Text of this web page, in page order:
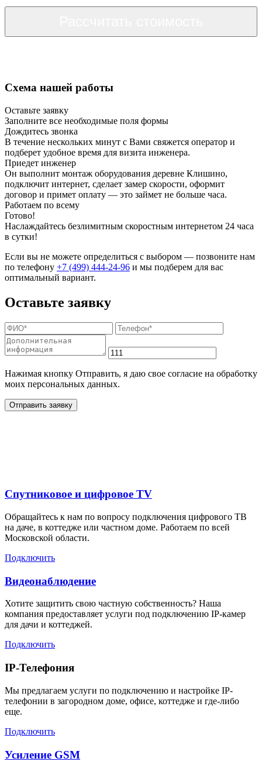
Схема нашей работы
Оставьте заявку
Заполните все необходимые поля формы
Дождитесь звонка
В течение нескольких минут с Вами свяжется оператор и
подберет удобное время для визита инженера.
Приедет инженер
Он выполнит монтаж оборудования деревне Клишино,
подключит интернет, сделает замер скорости, оформит
договор и примет оплату — это займет не больше часа.
Работаем по всему
Готово!
Наслаждайтесь безлимитным скоростным интернетом 24 часа
в сутки!
Если вы не можете определиться с выбором — позвоните нам
по телефону +7 (499) 444-24-96 и мы подберем для вас
оптимальный вариант.
Оставьте заявку
Нажимая кнопку Отправить, я даю свое согласие на обработку
моих персональных данных.
Отправить заявку
Спутниковое и цифровое TV
Обращайтесь к нам по вопросу подключения цифрового ТВ
на даче, в коттедже или частном доме. Работаем по всей
Московской области.
Подключить
Видеонаблюдение
Хотите защитить свою частную собственность? Наша
компания предоставляет услуги под подключению IP-камер
для дачи и коттеджей.
Подключить
IP-Телефония
Мы предлагаем услуги по подключению и настройке IP-
телефонии в загородном доме, офисе, коттедже и где-либо
еще.
Подключить
Усиление GSM